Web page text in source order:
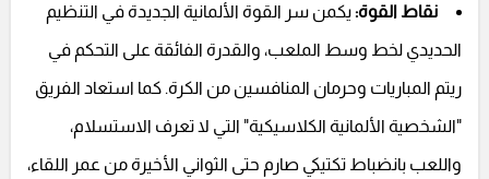
نقاط القوة:يكمن سر القوة الألمانية الجديدة في التنظيم
الحديدي لخط وسط الملعب، والقدرة الفائقة على التحكم في
ريتم المباريات وحرمان المنافسين من الكرة. كما استعاد الفريق
"الشخصية الألمانية الكلاسيكية" التي لا تعرف الاستسلام،
واللعب بانضباط تكتيكي صارم حتى الثواني الأخيرة من عمر اللقاء،